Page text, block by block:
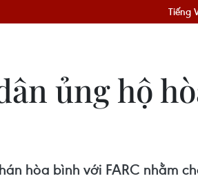
Tiếng
ủng hộ
hòa bình với FARC nhằm